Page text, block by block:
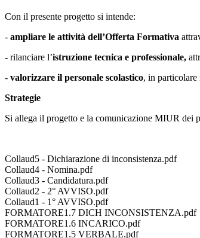
Con il presente progetto si intende:
- ampliare le attività dell’Offerta Formativa
- rilanciare l’istruzione tecnica e professionale,
- valorizzare il personale scolastico, in particolare
Strategie
Si allega il progetto e la comunicazione MIUR dei
Collaud5 - Dichiarazione di inconsistenza.pdf
Collaud4 - Nomina.pdf
Collaud3 - Candidatura.pdf
Collaud2 - 2° AVVISO.pdf
Collaud1 - 1° AVVISO.pdf
FORMATORE1.7 DICH INCONSISTENZA.pdf
FORMATORE1.6 INCARICO.pdf
FORMATORE1.5 VERBALE.pdf